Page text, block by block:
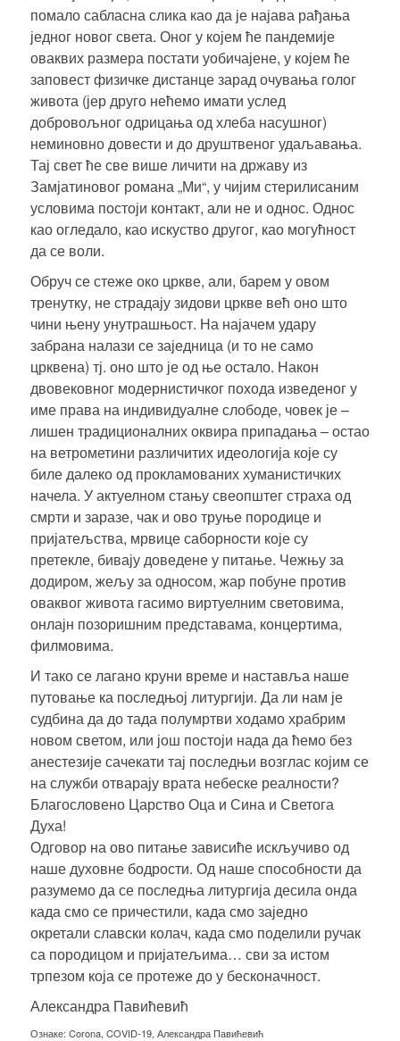
помало сабласна слика као да је најава рађања
једног новог света. Оног у којем ће пандемије
оваквих размера постати уобичајене, у којем ће
заповест физичке дистанце зарад очувања голог
живота (јер друго нећемо имати услед
добровољног одрицања од хлеба насушног)
неминовно довести и до друштвеног удаљавања.
Тај свет ће све више личити на државу из
Замјатиновог романа „Ми“, у чијим стерилисаним
условима постоји контакт, али не и однос. Однос
као огледало, као искуство другог, као могућност
да се воли.
Обруч се стеже око цркве, али, барем у овом
тренутку, не страдају зидови цркве већ оно што
чини њену унутрашњост. На најачем удару
забрана налази се заједница (и то не само
црквена) тј. оно што је од ње остало. Након
двовековног модернистичког похода изведеног у
име права на индивидуалне слободе, човек је –
лишен традиционалних оквира припадања – остао
на ветрометини различитих идеологија које су
биле далеко од прокламованих хуманистичких
начела. У актуелном стању свеопштег страха од
смрти и заразе, чак и ово труње породице и
пријатељства, мрвице саборности које су
претекле, бивају доведене у питање. Чежњу за
додиром, жељу за односом, жар побуне против
оваквог живота гасимо виртуелним световима,
онлајн позоришним представама, концертима,
филмовима.
И тако се лагано круни време и наставља наше
путовање ка последњој литургији. Да ли нам је
судбина да до тада полумртви ходамо храбрим
новом светом, или још постоји нада да ћемо без
анестезије сачекати тај последњи возглас којим се
на служби отварају врата небеске реалности?
Благословено Царство Оца и Сина и Светога
Духа!
Одговор на ово питање зависиће искључиво од
наше духовне бодрости. Од наше способности да
разумемо да се последња литургија десила онда
када смо се причестили, када смо заједно
окретали славски колач, када смо поделили ручак
са породицом и пријатељима… сви за истом
трпезом која се протеже до у бесконачност.
Александра Павићевић
Ознаке: Corona, COVID-19, Александра Павићевић